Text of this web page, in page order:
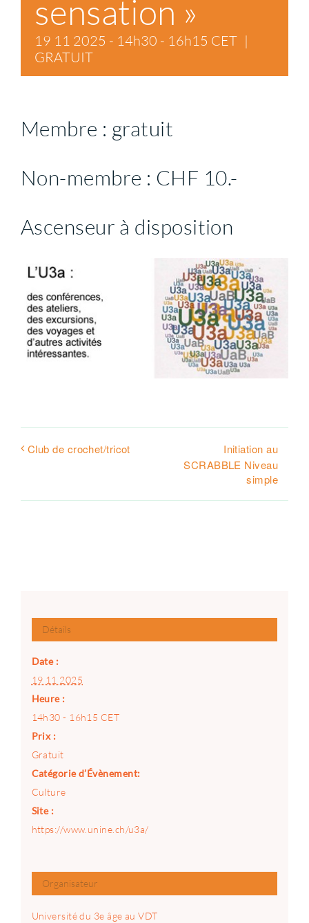
Contact
sensation »
19 11 2025 - 14h30 - 16h15 CET |
GRATUIT
Membre : gratuit
Non-membre : CHF 10.-
Ascenseur à disposition
Club de crochet/tricot
Initiation au
SCRABBLE Niveau
simple
Détails
Date :
19 11 2025
Heure :
14h30 - 16h15 CET
Prix :
Gratuit
Catégorie d’Évènement:
Culture
Site :
https://www.unine.ch/u3a/
Organisateur
Université du 3e âge au VDT